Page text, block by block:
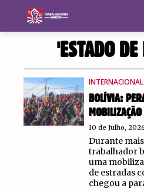
'ESTADO DE
INTERNACIONAL
BOLÍVIA:
MOBILIZAÇÃO
10 de Julho, 2026
Durante
trabalhador
uma
de estradas
chegou a